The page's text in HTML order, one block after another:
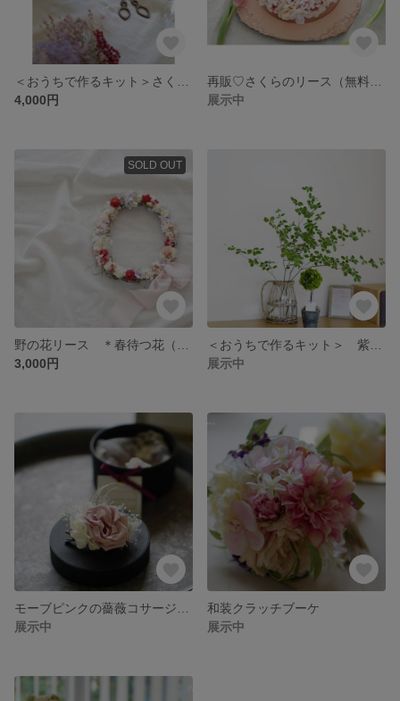
4,000円
展示中
SOLD OUT
3,000円
展示中
展示中
和装クラッチブーケ
展示中